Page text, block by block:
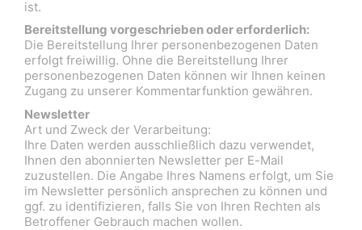
ist.
Bereitstellung vorgeschrieben oder erforderlich:
Die Bereitstellung Ihrer personenbezogenen Daten
erfolgt freiwillig. Ohne die Bereitstellung Ihrer
personenbezogenen Daten können wir Ihnen keinen
Zugang zu unserer Kommentarfunktion gewähren.
Newsletter
Art und Zweck der Verarbeitung:
Ihre Daten werden ausschließlich dazu verwendet,
Ihnen den abonnierten Newsletter per E-Mail
zuzustellen. Die Angabe Ihres Namens erfolgt, um Sie
im Newsletter persönlich ansprechen zu können und
ggf. zu identifizieren, falls Sie von Ihren Rechten als
Betroffener Gebrauch machen wollen.